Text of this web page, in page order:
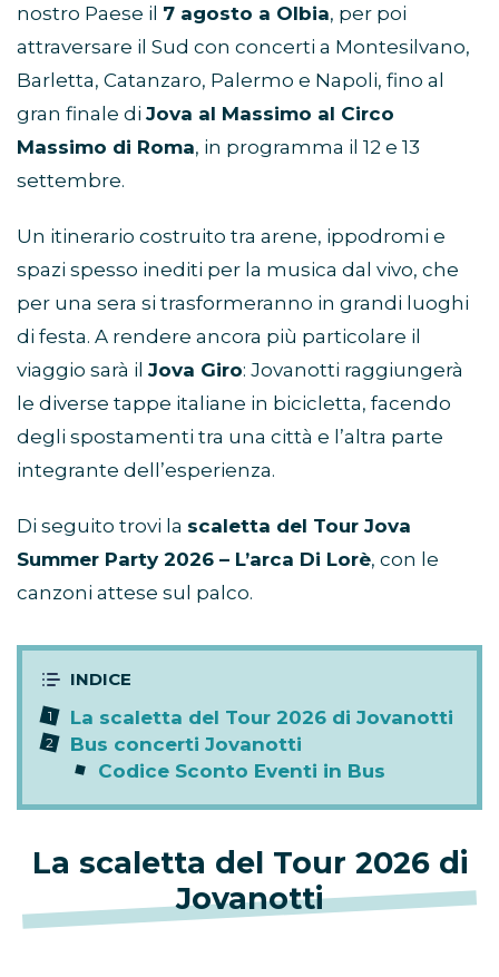
nostro Paese il 7 agosto a Olbia, per poi
attraversare il Sud con concerti a Montesilvano,
Barletta, Catanzaro, Palermo e Napoli, fino al
gran finale di Jova al Massimo al Circo
Massimo di Roma, in programma il 12 e 13
settembre.
Un itinerario costruito tra arene, ippodromi e
spazi spesso inediti per la musica dal vivo, che
per una sera si trasformeranno in grandi luoghi
di festa. A rendere ancora più particolare il
viaggio sarà il Jova Giro: Jovanotti raggiungerà
le diverse tappe italiane in bicicletta, facendo
degli spostamenti tra una città e l’altra parte
integrante dell’esperienza.
Di seguito trovi la scaletta del Tour Jova
Summer Party 2026 – L’arca Di Lorè, con le
canzoni attese sul palco.
La scaletta del Tour 2026 di Jovanotti
Bus concerti Jovanotti
Codice Sconto Eventi in Bus
La scaletta del Tour 2026 di
Jovanotti